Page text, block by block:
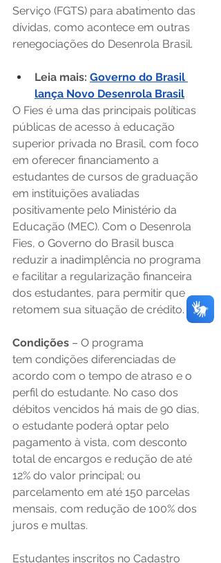
Serviço (FGTS) para abatimento das
dívidas, como acontece em outras
renegociações do Desenrola Brasil.
Leia mais: Governo do Brasil
lança Novo Desenrola Brasil
O Fies é uma das principais políticas
públicas de acesso à educação
superior privada no Brasil, com foco
em oferecer financiamento a
estudantes de cursos de graduação
em instituições avaliadas
positivamente pelo Ministério da
Educação (MEC). Com o Desenrola
Fies, o Governo do Brasil busca
reduzir a inadimplência no programa
e facilitar a regularização financeira
dos estudantes, para permitir que
retomem sua situação de crédito.
Condições – O programa
tem condições diferenciadas de
acordo com o tempo de atraso e o
perfil do estudante. No caso dos
débitos vencidos há mais de 90 dias,
o estudante poderá optar pelo
pagamento à vista, com desconto
total de encargos e redução de até
12% do valor principal; ou
parcelamento em até 150 parcelas
mensais, com redução de 100% dos
juros e multas.
Estudantes inscritos no Cadastro